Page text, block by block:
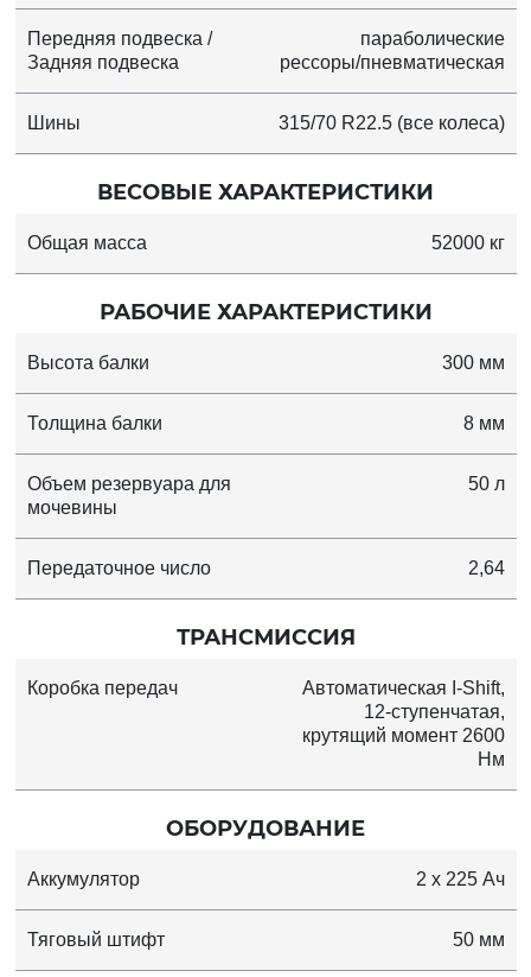
Передняя подвеска /
Задняя подвеска
параболические
рессоры/пневматическая
Шины 315/70 R22.5 (все колеса)
ВЕСОВЫЕ ХАРАКТЕРИСТИКИ
Общая масса 52000 кг
РАБОЧИЕ ХАРАКТЕРИСТИКИ
Высота балки 300 мм
Толщина балки 8 мм
Объем резервуара для
мочевины
50 л
Передаточное число 2,64
ТРАНСМИССИЯ
Коробка передач
Автоматическая I-Shift,
12-ступенчатая,
крутящий момент 2600
Нм
ОБОРУДОВАНИЕ
Аккумулятор 2 x 225 Ач
Тяговый штифт 50 мм